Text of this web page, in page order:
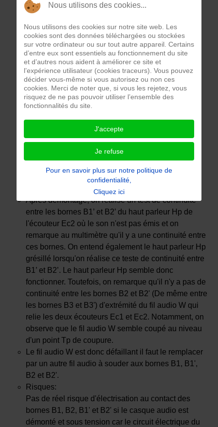
sortie de son stéreo, le son est émis par un seul
Après démontage, on réalise un test de continuité
entre les bornes B1’ et B2’ du haut parleur Hp de
l'écouteur Ec2 où le son n'est pas émis et on
remarque au multimètre qu'il y a une continuité entre
ces bornes. On entend également le haut parleur Hp
grésillé lorsqu'on réalise ce teste de continuité entre
B1’ et B2’. Le haut parleur Hp semble donc
fonctionner. Toutefois, on remarque qu'il n'y a pas de
continuité entre les bornes B2 et B2' (De même entre
les bornes B3 et B3') d'extrémité du fil audio W qui
relie les deux écouteurs Ec1 et Ec2. Notamment, on
observe que le fil audio W semble coupé au niveau
d'un point Tp de coupure.
Le fil audio W est donc défaillant il faut le remplacer
par un autre fil audio à souder aux bornes B1, B1',
B2 et B2'.
Risques:
Pas de réel risque d'électrisation au contact des
bornes B1, B2, B1' et B2' si le casque audio est
démonté et sous tension car le circuit électrique du
Nous utilisons des cookies...
Nous utilisons des cookies sur notre site web. Les
cookies sont des données téléchargées ou stockées
sur votre ordinateur ou sur tout autre appareil. Certains
d’entre eux sont essentiels au fonctionnement du site
et d’autres nous aident à améliorer ce site et
l’expérience utilisateur (cookies traceurs). Vous pouvez
décider vous-même si vous autorisez ou non ces
cookies. Merci de noter que, si vous les rejetez, vous
risquez de ne pas pouvoir utiliser l’ensemble des
fonctionnalités du site.
J'accepte
Je refuse
Pour en savoir plus sur notre politique de
confidentialité,
Cliquez ici